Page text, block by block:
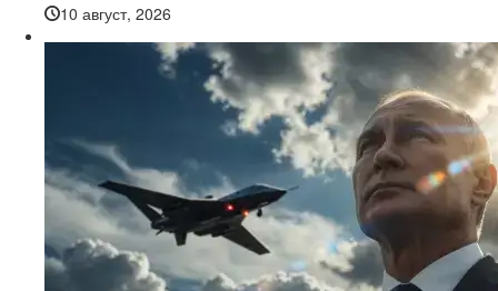
10 август, 2026